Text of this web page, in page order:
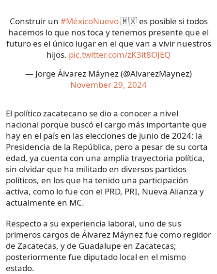
Construir un #MéxicoNuevo🇲🇽 es posible si todos
hacemos lo que nos toca y tenemos presente que el
futuro es el único lugar en el que van a vivir nuestros
hijos. pic.twitter.com/zK3it8OJEQ
— Jorge Álvarez Máynez (@AlvarezMaynez)
November 29, 2024
El político zacatecano se dio a conocer a nivel
nacional porque buscó el cargo más importante que
hay en el país en las elecciones de junio de 2024: la
Presidencia de la República, pero a pesar de su corta
edad, ya cuenta con una amplia trayectoria política,
sin olvidar que ha militado en diversos partidos
políticos, en los que ha tenido una participación
activa, como lo fue con el PRD, PRI, Nueva Alianza y
actualmente en MC.
Respecto a su experiencia laboral, uno de sus
primeros cargos de Álvarez Máynez fue como regidor
de Zacatecas, y de Guadalupe en Zacatecas;
posteriormente fue diputado local en el mismo
estado.